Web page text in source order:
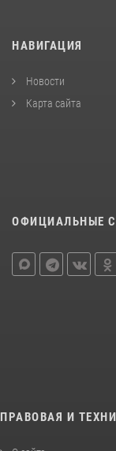
НАВИГАЦИЯ
Новости
Карта сайта
ОФИЦИАЛЬНЫЕ
ПРАВОВАЯ И